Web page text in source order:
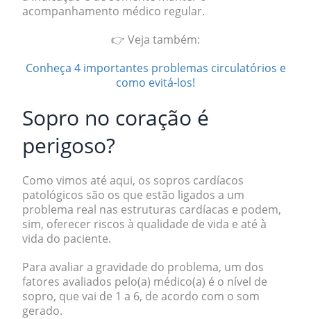
acompanhamento médico regular.
👉 Veja também:
Conheça 4 importantes problemas circulatórios e
como evitá-los!
Sopro no coração é
perigoso?
Como vimos até aqui, os sopros cardíacos
patológicos são os que estão ligados a um
problema real nas estruturas cardíacas e podem,
sim, oferecer riscos à qualidade de vida e até à
vida do paciente.
Para avaliar a gravidade do problema, um dos
fatores avaliados pelo(a) médico(a) é o nível de
sopro, que vai de 1 a 6, de acordo com o som
gerado.